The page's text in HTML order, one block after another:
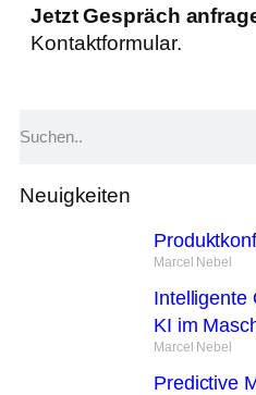
Jetzt Gespräch
Kontaktformular.
Neuigkeiten
Marcel Nebel
Intelligente
KI im
Marcel Nebel
Predictive